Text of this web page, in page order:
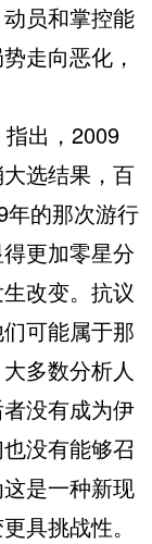
员和掌控能
走向恶化，
出，2009
选结果，百
年的那次游行
更加零星分
改变。抗议
可能属于那
多数分析人
没有成为伊
没有能够召
是一种新现
具挑战性。